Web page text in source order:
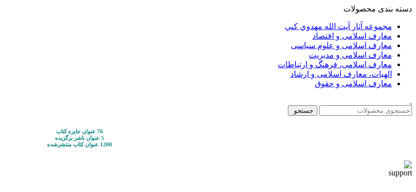
دسته بندی محصولات
مجموعه آثار آيت الله مهدوي كني
معارف اسلامی و اقتصاد
معارف اسلامی و علوم سیاسی
معارف اسلامی و مدیریت
معارف اسلامی، فرهنگ و ارتباطات
الهیات، معارف اسلامی و ارشاد
معارف اسلامی و حقوق
جستجو
76 عنوان جایزه کتاب
5 عنوان ناشر برگزیده
1200 عنوان کتاب منتشرشده